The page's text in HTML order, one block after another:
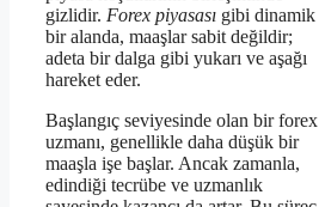
gizlidir. Forex piyasası gibi dinamik
bir alanda, maaşlar sabit değildir;
adeta bir dalga gibi yukarı ve aşağı
hareket eder.
Başlangıç seviyesinde olan bir forex
uzmanı, genellikle daha düşük bir
maaşla işe başlar. Ancak zamanla,
edindiği tecrübe ve uzmanlık